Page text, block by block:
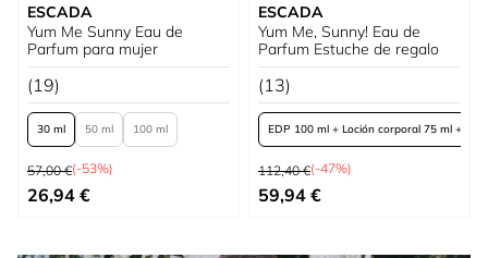
ESCADA
Yum Me Sunny Eau de
Parfum para mujer
(19)
30 ml 50 ml 100 ml
Precio habitual
57,00 €(-53%)
Tan bajo como
26,94 €
ESCADA
Yum Me, Sunny! Eau de
Parfum Estuche de regalo
(13)
EDP 100 ml + Loción corporal 75 ml +
Precio habitual
112,40 €(-47%)
Tan bajo como
59,94 €